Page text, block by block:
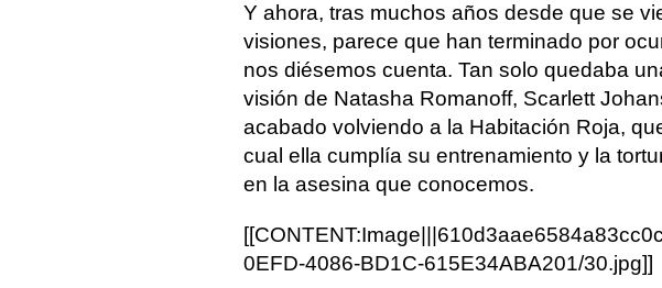
Y ahora, tras muchos años desde que se
visiones, parece que han terminado por
nos diésemos cuenta. Tan solo quedaba
visión de Natasha Romanoff, Scarlett
acabado volviendo a la Habitación Roja,
cual ella cumplía su entrenamiento y la
en la asesina que conocemos.
0EFD-4086-BD1C-615E34ABA201/30.jpg]]